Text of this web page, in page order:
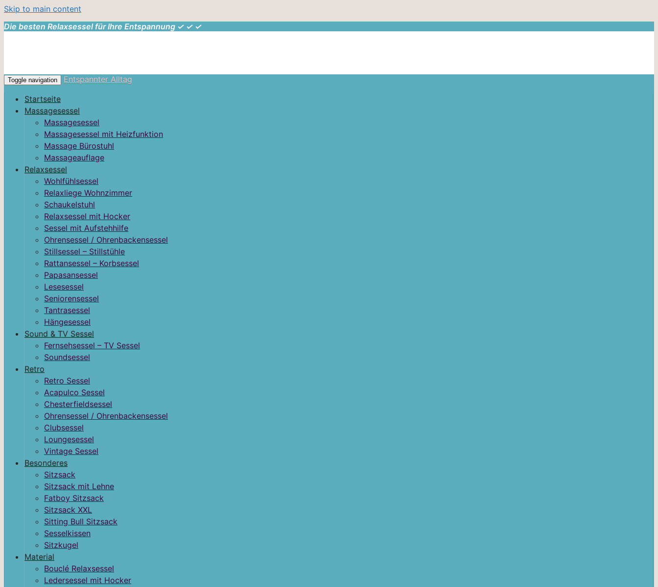
Skip to main content
Die besten Relaxsessel für Ihre Entspannung ✓ ✓ ✓
Toggle navigation
Entspannter Alltag
Startseite
Massagesessel
Massagesessel
Massagesessel mit Heizfunktion
Massage Bürostuhl
Massageauflage
Relaxsessel
Wohlfühlsessel
Relaxliege Wohnzimmer
Schaukelstuhl
Relaxsessel mit Hocker
Sessel mit Aufstehhilfe
Ohrensessel / Ohrenbackensessel
Stillsessel – Stillstühle
Rattansessel – Korbsessel
Papasansessel
Lesesessel
Seniorensessel
Tantrasessel
Hängesessel
Sound & TV Sessel
Fernsehsessel – TV Sessel
Soundsessel
Retro
Retro Sessel
Acapulco Sessel
Chesterfieldsessel
Ohrensessel / Ohrenbackensessel
Clubsessel
Loungesessel
Vintage Sessel
Besonderes
Sitzsack
Sitzsack mit Lehne
Fatboy Sitzsack
Sitzsack XXL
Sitting Bull Sitzsack
Sesselkissen
Sitzkugel
Material
Bouclé Relaxsessel
Ledersessel mit Hocker